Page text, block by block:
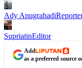
Ady Anugrahadi
SupriatinEditor
Add
as a preferred source